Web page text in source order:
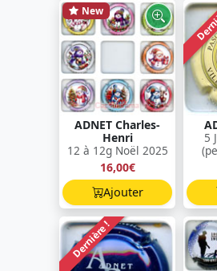
New
ADNET Charles-
Henri
12 à 12g Noël 2025
16,00€
Ajouter
5
Dernière !